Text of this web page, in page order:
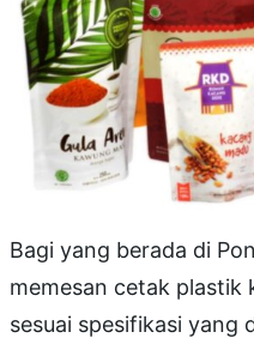
Bagi yang berada di
memesan cetak plastik
sesuai spesifikasi yang